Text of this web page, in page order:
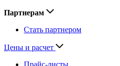
Партнерам
Стать партнером
Цены и расчет